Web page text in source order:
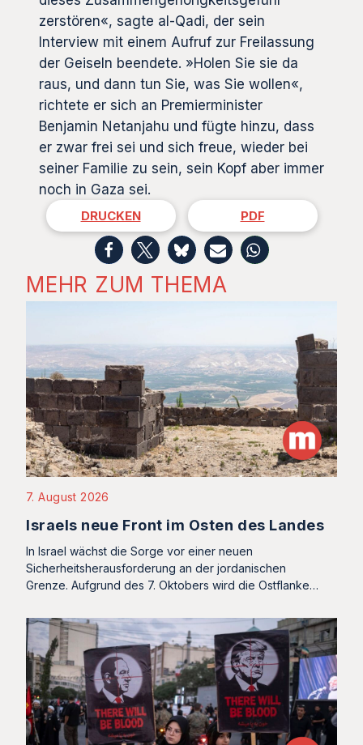
zerstören«, sagte al-Qadi, der sein
Interview mit einem Aufruf zur Freilassung
der Geiseln beendete. »Holen Sie sie da
raus, und dann tun Sie, was Sie wollen«,
richtete er sich an Premierminister
Benjamin Netanjahu und fügte hinzu, dass
er zwar frei sei und sich freue, wieder bei
seiner Familie zu sein, sein Kopf aber immer
noch in Gaza sei.
DRUCKEN PDF
MEHR ZUM THEMA
7. August 2026
Israels neue Front im Osten des Landes
In Israel wächst die Sorge vor einer neuen
Sicherheitsherausforderung an der jordanischen
Grenze. Aufgrund des 7. Oktobers wird die Ostflanke…